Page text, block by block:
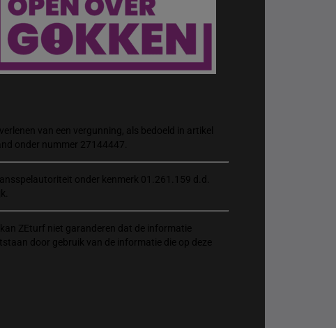
van een vergunning, als bedoeld in artikel
onder nummer 27144447.
onder kenmerk 01.261.159 d.d.
ZEturf niet garanderen dat de informatie
door gebruik van de informatie die op deze